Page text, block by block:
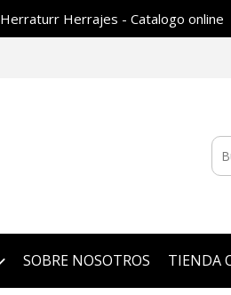
Herraturr Herrajes - Catalogo online
SOBRE NOSOTROS TIENDA